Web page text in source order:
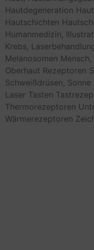
Hautdegeneration
Hautschichten
Humanmedizin,
Krebs,
Melanosomen Mensch,
Oberhaut Rezeptoren
Schweißdrüsen, Sonne
Laser Tasten
Thermorezeptoren
Wärmerezeptoren